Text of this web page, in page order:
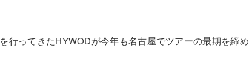
行ってきたHYWODが今年も名古屋でツアーの最期を締め